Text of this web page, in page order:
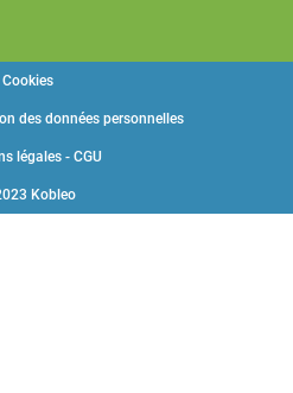
Kobleo
légales - CGU
des données personnelles
Cookies